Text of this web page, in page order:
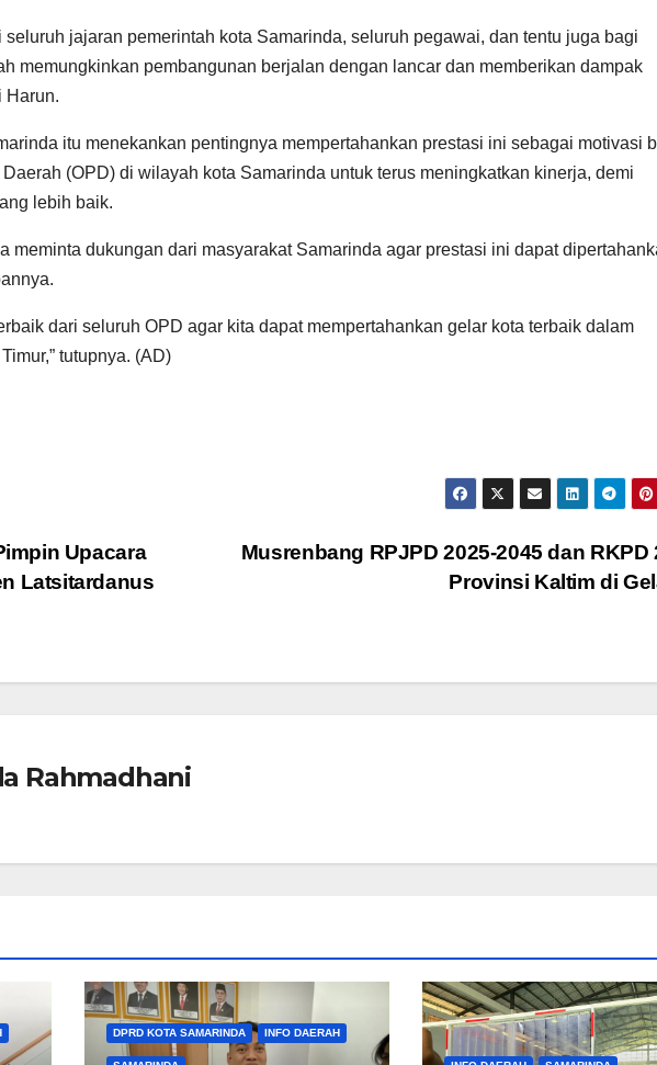
seluruh jajaran pemerintah kota Samarinda, seluruh pegawai, dan tentu juga bagi
memungkinkan pembangunan berjalan dengan lancar dan memberikan dampak
Harun.
itu menekankan pentingnya mempertahankan prestasi ini sebagai motivasi
(OPD) di wilayah kota Samarinda untuk terus meningkatkan kinerja, demi
lebih baik.
meminta dukungan dari masyarakat Samarinda agar prestasi ini dapat
dari seluruh OPD agar kita dapat mempertahankan gelar kota terbaik dalam
tutupnya. (AD)
Musrenbang RPJPD 2025-2045 dan RKPD
Provinsi Kaltim di
Upacara
Latsitardanus
Rahmadhani
DPRD KOTA SAMARINDA INFO DAERAH